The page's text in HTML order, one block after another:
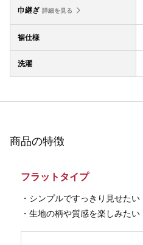
巾継ぎ 詳細を見る
裾仕様
洗濯
商品の特徴
フラットタイプ
・シンプルですっきり見せたい
・生地の柄や質感を楽しみたい